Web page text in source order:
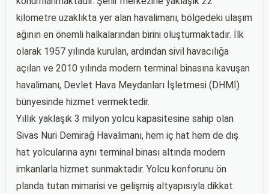
kilometre uzaklıkta yer alan havalimanı, bölgedeki ulaşım
ağının en önemli halkalarından birini oluşturmaktadır. İlk
olarak 1957 yılında kurulan, ardından sivil havacılığa
açılan ve 2010 yılında modern terminal binasına kavuşan
havalimanı, Devlet Hava Meydanları İşletmesi (DHMİ)
bünyesinde hizmet vermektedir.
Yıllık yaklaşık 3 milyon yolcu kapasitesine sahip olan
Sivas Nuri Demirağ Havalimanı, hem iç hat hem de dış
hat yolcularına aynı terminal binası altında modern
imkanlarla hizmet sunmaktadır. Yolcu konforunu ön
planda tutan mimarisi ve gelişmiş altyapısıyla dikkat